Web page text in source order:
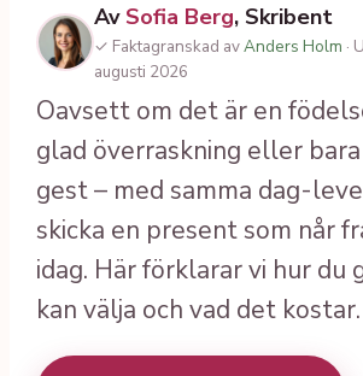
Av Sofia Berg, Skribent
✓ Faktagranskad avAnders Holm ·
augusti 2026
Oavsett om det är en
glad överraskning eller
gest – med samma dag-
skicka en present som når
idag. Här förklarar vi hur du
kan välja och vad det kostar.